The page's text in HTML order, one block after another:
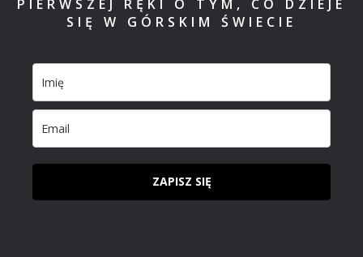
PIERWSZEJ RĘKI O TYM, CO DZIEJE
SIĘ W GÓRSKIM ŚWIECIE
ZAPISZ SIĘ